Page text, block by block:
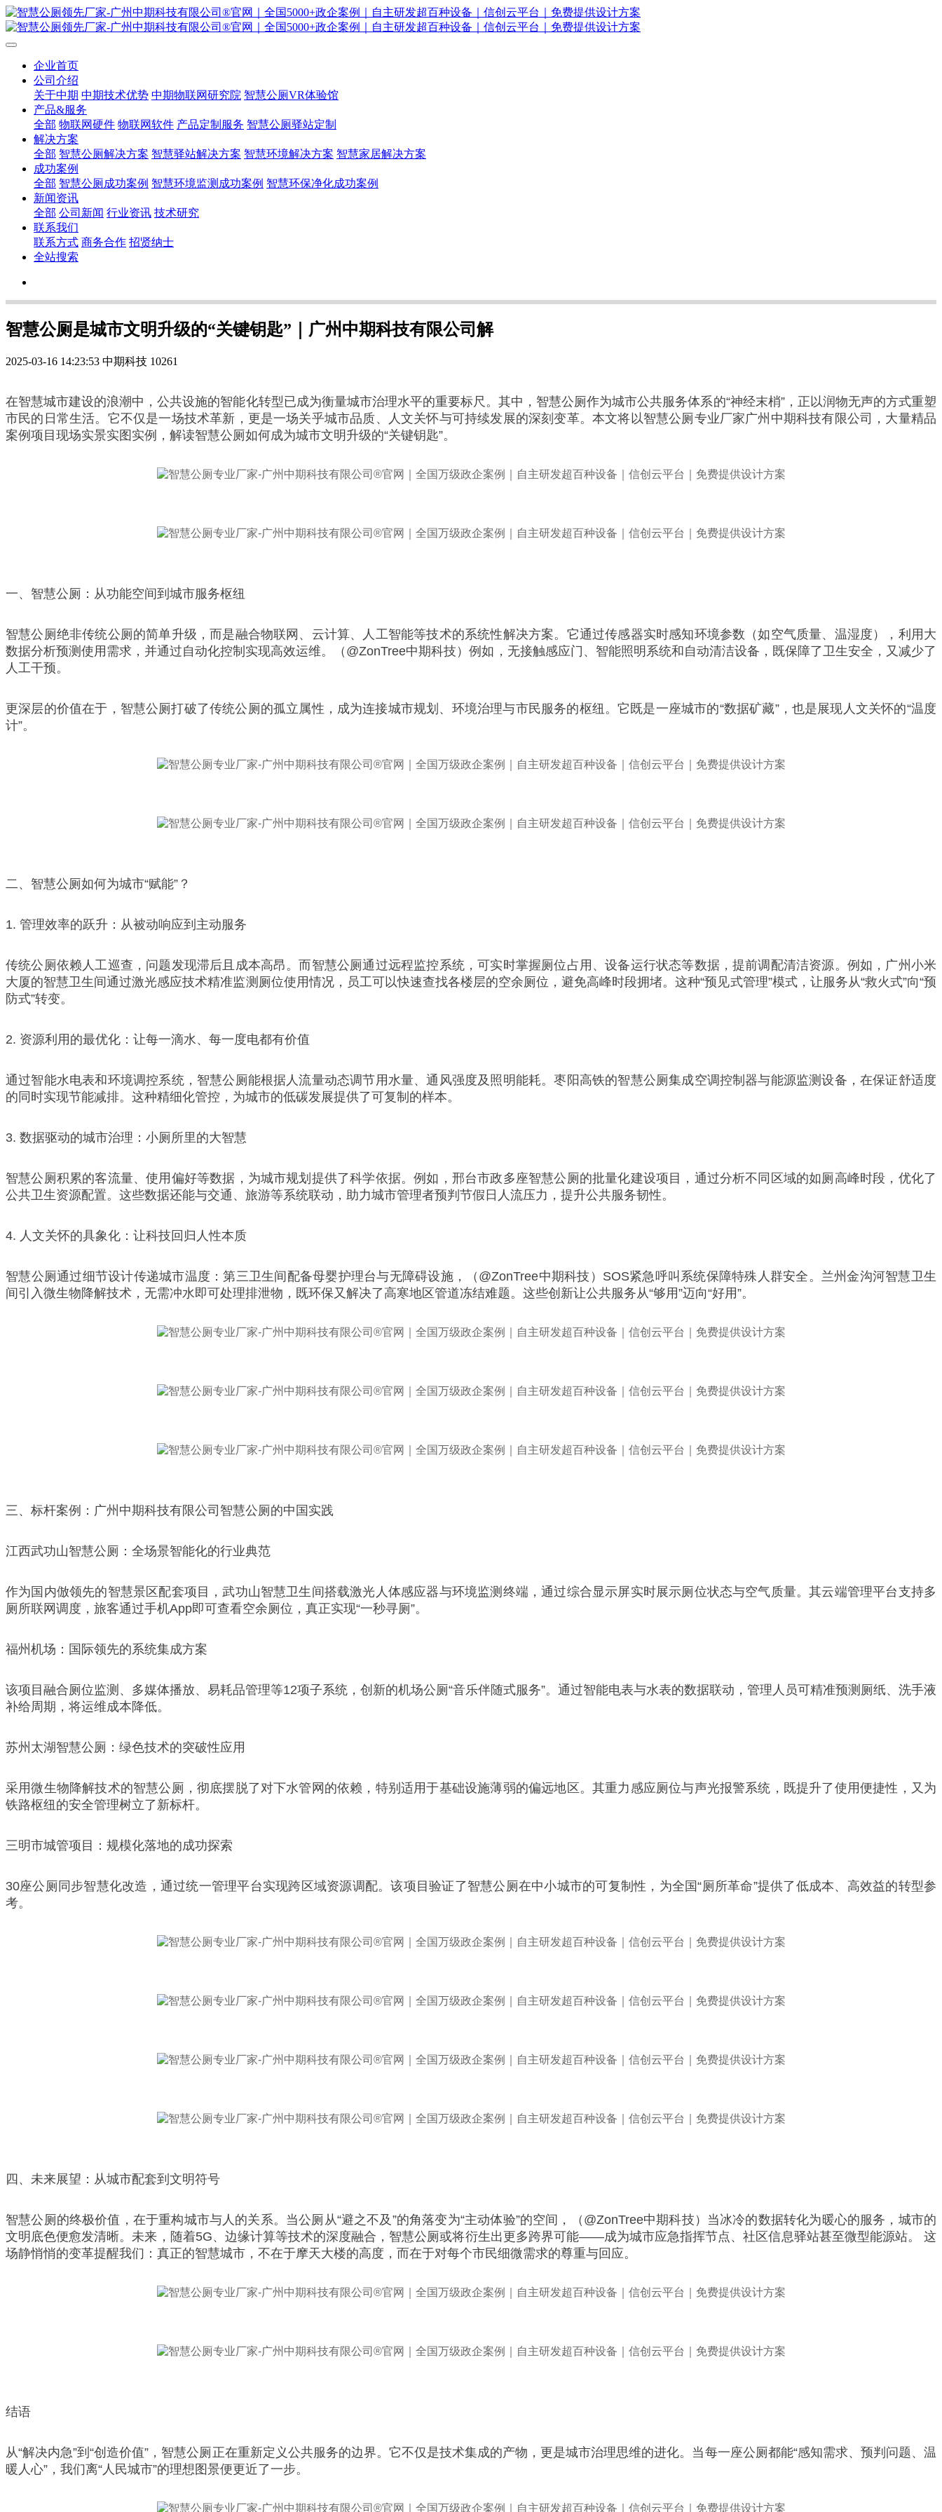
企业首页
公司介绍
关于中期 中期技术优势 中期物联网研究院 智慧公厕VR体验馆
产品&服务
全部 物联网硬件 物联网软件 产品定制服务 智慧公厕驿站定制
解决方案
全部 智慧公厕解决方案 智慧驿站解决方案 智慧环境解决方案 智慧家居解决方案
成功案例
全部 智慧公厕成功案例 智慧环境监测成功案例 智慧环保净化成功案例
新闻资讯
全部 公司新闻 行业资讯 技术研究
联系我们
联系方式 商务合作 招贤纳士
全站搜索
智慧公厕是城市文明升级的“关键钥匙”｜广州中期科技有限公司解
2025-03-16 14:23:53 中期科技 10261
在智慧城市建设的浪潮中，公共设施的智能化转型已成为衡量城市治理水平的重要标尺。其中，智慧公厕作为城市公共服务体系的“神经末梢”，正以润物无声的方式重塑
市民的日常生活。它不仅是一场技术革新，更是一场关乎城市品质、人文关怀与可持续发展的深刻变革。本文将以智慧公厕专业厂家广州中期科技有限公司，大量精品
案例项目现场实景实图实例，解读智慧公厕如何成为城市文明升级的“关键钥匙”。
一、智慧公厕：从功能空间到城市服务枢纽
智慧公厕绝非传统公厕的简单升级，而是融合物联网、云计算、人工智能等技术的系统性解决方案。它通过传感器实时感知环境参数（如空气质量、温湿度），利用大
数据分析预测使用需求，并通过自动化控制实现高效运维。（@ZonTree中期科技）例如，无接触感应门、智能照明系统和自动清洁设备，既保障了卫生安全，又减少了
人工干预。
更深层的价值在于，智慧公厕打破了传统公厕的孤立属性，成为连接城市规划、环境治理与市民服务的枢纽。它既是一座城市的“数据矿藏”，也是展现人文关怀的“温度
计”。
二、智慧公厕如何为城市“赋能”？
1. 管理效率的跃升：从被动响应到主动服务
传统公厕依赖人工巡查，问题发现滞后且成本高昂。而智慧公厕通过远程监控系统，可实时掌握厕位占用、设备运行状态等数据，提前调配清洁资源。例如，广州小米
大厦的智慧卫生间通过激光感应技术精准监测厕位使用情况，员工可以快速查找各楼层的空余厕位，避免高峰时段拥堵。这种“预见式管理”模式，让服务从“救火式”向“预
防式”转变。
2. 资源利用的最优化：让每一滴水、每一度电都有价值
通过智能水电表和环境调控系统，智慧公厕能根据人流量动态调节用水量、通风强度及照明能耗。枣阳高铁的智慧公厕集成空调控制器与能源监测设备，在保证舒适度
的同时实现节能减排。这种精细化管控，为城市的低碳发展提供了可复制的样本。
3. 数据驱动的城市治理：小厕所里的大智慧
智慧公厕积累的客流量、使用偏好等数据，为城市规划提供了科学依据。例如，邢台市政多座智慧公厕的批量化建设项目，通过分析不同区域的如厕高峰时段，优化了
公共卫生资源配置。这些数据还能与交通、旅游等系统联动，助力城市管理者预判节假日人流压力，提升公共服务韧性。
4. 人文关怀的具象化：让科技回归人性本质
智慧公厕通过细节设计传递城市温度：第三卫生间配备母婴护理台与无障碍设施，（@ZonTree中期科技）SOS紧急呼叫系统保障特殊人群安全。兰州金沟河智慧卫生
间引入微生物降解技术，无需冲水即可处理排泄物，既环保又解决了高寒地区管道冻结难题。这些创新让公共服务从“够用”迈向“好用”。
三、标杆案例：广州中期科技有限公司智慧公厕的中国实践
江西武功山智慧公厕：全场景智能化的行业典范
作为国内倣领先的智慧景区配套项目，武功山智慧卫生间搭载激光人体感应器与环境监测终端，通过综合显示屏实时展示厕位状态与空气质量。其云端管理平台支持多
厕所联网调度，旅客通过手机App即可查看空余厕位，真正实现“一秒寻厕”。
福州机场：国际领先的系统集成方案
该项目融合厕位监测、多媒体播放、易耗品管理等12项子系统，创新的机场公厕“音乐伴随式服务”。通过智能电表与水表的数据联动，管理人员可精准预测厕纸、洗手液
补给周期，将运维成本降低。
苏州太湖智慧公厕：绿色技术的突破性应用
采用微生物降解技术的智慧公厕，彻底摆脱了对下水管网的依赖，特别适用于基础设施薄弱的偏远地区。其重力感应厕位与声光报警系统，既提升了使用便捷性，又为
铁路枢纽的安全管理树立了新标杆。
三明市城管项目：规模化落地的成功探索
30座公厕同步智慧化改造，通过统一管理平台实现跨区域资源调配。该项目验证了智慧公厕在中小城市的可复制性，为全国“厕所革命”提供了低成本、高效益的转型参
考。
四、未来展望：从城市配套到文明符号
智慧公厕的终极价值，在于重构城市与人的关系。当公厕从“避之不及”的角落变为“主动体验”的空间，（@ZonTree中期科技）当冰冷的数据转化为暖心的服务，城市的
文明底色便愈发清晰。未来，随着5G、边缘计算等技术的深度融合，智慧公厕或将衍生出更多跨界可能——成为城市应急指挥节点、社区信息驿站甚至微型能源站。 这
场静悄悄的变革提醒我们：真正的智慧城市，不在于摩天大楼的高度，而在于对每个市民细微需求的尊重与回应。
结语
从“解决内急”到“创造价值”，智慧公厕正在重新定义公共服务的边界。它不仅是技术集成的产物，更是城市治理思维的进化。当每一座公厕都能“感知需求、预判问题、温
暖人心”，我们离“人民城市”的理想图景便更近了一步。